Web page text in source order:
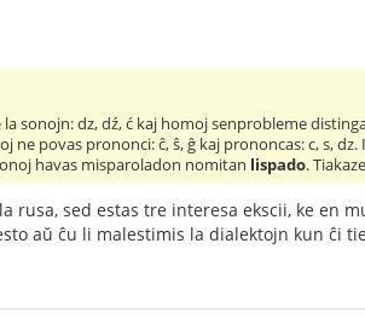
sonojn: dz, dź, ć kaj homoj senprobleme
ne povas prononci: ĉ, ŝ, ĝ kaj prononcas: c, s,
havas misparoladon nomitan lispado.
rusa, sed estas tre interesa ekscii, ke en
aŭ ĉu li malestimis la dialektojn kun ĉi